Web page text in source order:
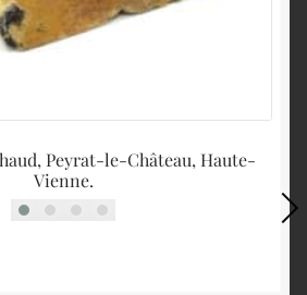
Peyrat-le-Château, Haute-
Vienne.